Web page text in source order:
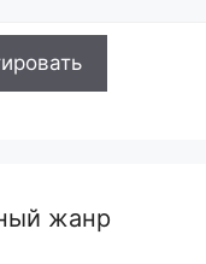
жанр